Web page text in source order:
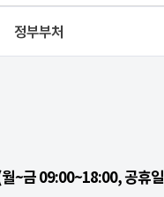
정부부처
~금 09:00~18:00, 공휴